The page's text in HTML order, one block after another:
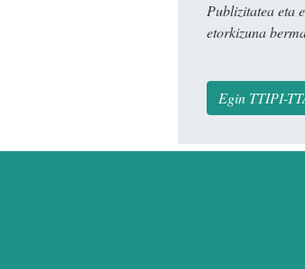
Publizitatea eta
etorkizuna
Egin TTIPI-